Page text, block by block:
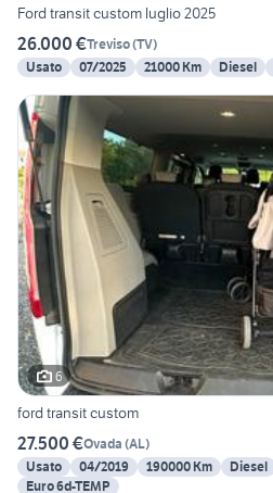
Ford transit custom luglio 2025
26.000 €Treviso(TV)
Usato
07/2025 21000 Km Diesel
6
ford transit custom
27.500 €Ovada (AL)
Usato
04/2019 190000 Km Diesel
Euro 6d-TEMP